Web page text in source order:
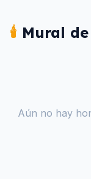
🕯️ Mural
Aún no hay